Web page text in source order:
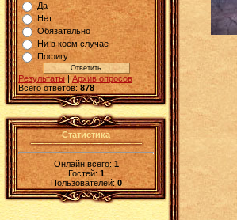
Да
Нет
Обязательно
Ни в коем случае
Пофигу
Результаты|Архив опросов
Всего ответов:878
Статистика
Онлайн всего:1
Гостей:1
Пользователей: 0